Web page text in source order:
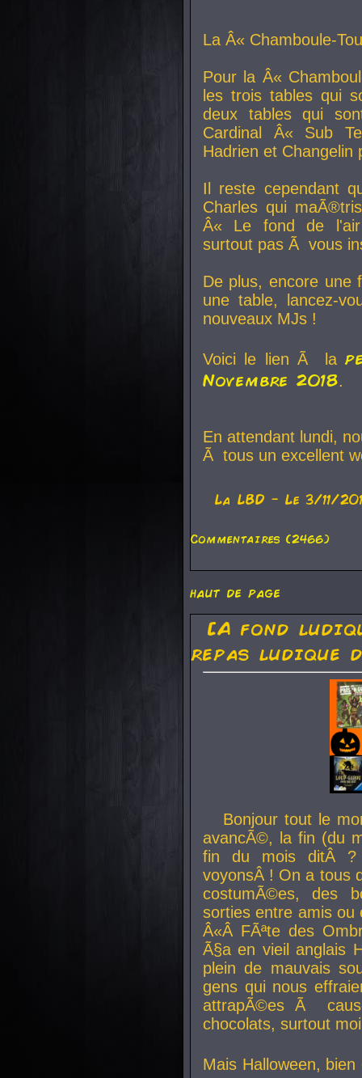
La Â« Chamboule-
Pour la Â«
les trois tables qui
deux tables qui
Cardinal
Â« Sub
Hadrien et Changelin
Il reste cependant
Charles qui
Â« Le fond de
surtout pas Ã vous
De plus, encore une
une table, lancez-
nouveaux MJs !
Voici le lien Ã la
Novembre 2018.
En attendant lundi,
Ã tous un excellent
La LBD - Le 3/11/
Commentaires (2466)
haut de page
[A fond
repas ludique
Bonjour tout le
avancÃ©, la fin (du
fin du mois ditÂ ?
voyonsÂ ! On a tous
costumÃ©es, des
sorties entre amis
Â«Â FÃªte des
Ã§a en vieil anglais
plein de mauvais
gens qui nous
attrapÃ©es Ã
chocolats, surtout
Mais Halloween, bien